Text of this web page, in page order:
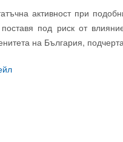
активност при
под риск от
на България,